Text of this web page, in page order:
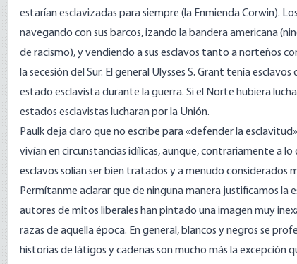
estarían esclavizadas para siempre (la Enmienda Corwin).
navegando con sus barcos, izando la bandera americana
de racismo), y vendiendo a sus esclavos tanto a norteños
la secesión del Sur. El general Ulysses S. Grant tenía
estado esclavista durante la guerra. Si el Norte hubiera
estados esclavistas lucharan por la Unión.
Paulk deja claro que no escribe para «defender la
vivían en circunstancias idílicas, aunque, contrariamente a lo
esclavos solían ser bien tratados y a menudo considerados
Permítanme aclarar que de ninguna manera justificamos
autores de mitos liberales han pintado una imagen muy
razas de aquella época. En general, blancos y negros se
historias de látigos y cadenas son mucho más la excepción